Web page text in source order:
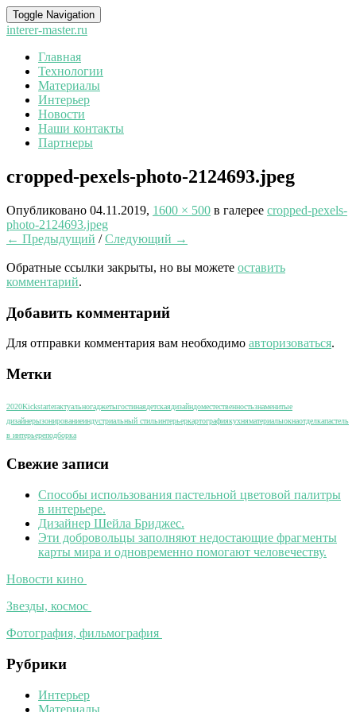
Toggle Navigation
interer-master.ru
Главная
Технологии
Материалы
Интерьер
Новости
Наши контакты
Партнеры
cropped-pexels-photo-2124693.jpeg
Опубликовано 04.11.2019, 1600 × 500 в галерее cropped-pexels-
photo-2124693.jpeg
← Предыдущий /Следующий →
Обратные ссылки закрыты, но вы можете оставить
комментарий.
Добавить комментарий
Для отправки комментария вам необходимо авторизоваться.
Метки
2020Kickstarterактуальногаджетыгостинаядетскаядизайндоместественностьзнаменитые
дизайнерызонированиеиндустриальный стильинтерьеркартографиякухняматериалыокнаотделкапастель
в интерьереподборка
Свежие записи
Способы использования пастельной цветовой палитры
в интерьере.
Дизайнер Шейла Бриджес.
Эти добровольцы заполняют недостающие фрагменты
карты мира и одновременно помогают человечеству.
Новости кино
Звезды, космос
Фотография, фильмография
Рубрики
Интерьер
Материалы